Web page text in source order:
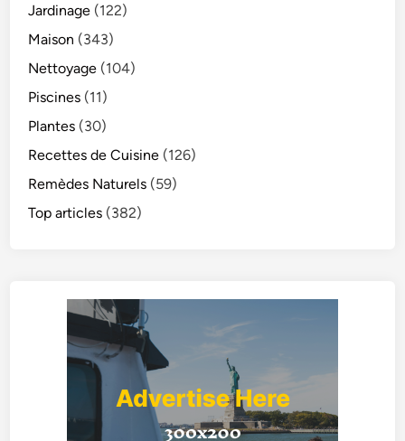
Jardinage (122)
Maison (343)
Nettoyage (104)
Piscines (11)
Plantes (30)
Recettes de Cuisine (126)
Remèdes Naturels (59)
Top articles (382)